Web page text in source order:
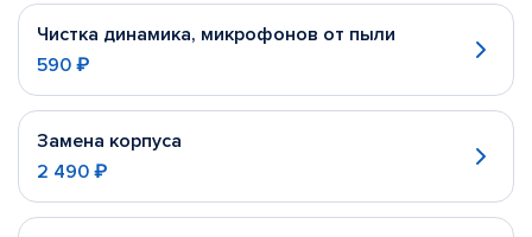
Чистка динамика, микрофонов от пыли
590 ₽
Замена корпуса
2 490 ₽